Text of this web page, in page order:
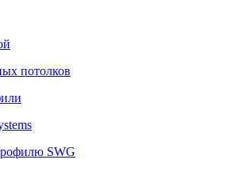
потолков
SWG